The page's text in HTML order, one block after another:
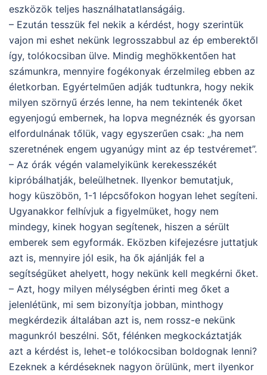
eszközök teljes használhatatlanságáig.
– Ezután tesszük fel nekik a kérdést, hogy szerintük
vajon mi eshet nekünk legrosszabbul az ép emberektől
így, tolókocsiban ülve. Mindig meghökkentően hat
számunkra, mennyire fogékonyak érzelmileg ebben az
életkorban. Egyértelműen adják tudtunkra, hogy nekik
milyen szörnyű érzés lenne, ha nem tekintenék őket
egyenjogú embernek, ha lopva megnéznék és gyorsan
elfordulnának tőlük, vagy egyszerűen csak: „ha nem
szeretnének engem ugyanúgy mint az ép testvéremet”.
– Az órák végén valamelyikünk kerekesszékét
kipróbálhatják, beleülhetnek. Ilyenkor bemutatjuk,
hogy küszöbön, 1-1 lépcsőfokon hogyan lehet segíteni.
Ugyanakkor felhívjuk a figyelmüket, hogy nem
mindegy, kinek hogyan segítenek, hiszen a sérült
emberek sem egyformák. Eközben kifejezésre juttatjuk
azt is, mennyire jól esik, ha ők ajánlják fel a
segítségüket ahelyett, hogy nekünk kell megkérni őket.
– Azt, hogy milyen mélységben érinti meg őket a
jelenlétünk, mi sem bizonyítja jobban, minthogy
megkérdezik általában azt is, nem rossz-e nekünk
magunkról beszélni. Sőt, félénken megkockáztatják
azt a kérdést is, lehet-e tolókocsiban boldognak lenni?
Ezeknek a kérdéseknek nagyon örülünk, mert ilyenkor